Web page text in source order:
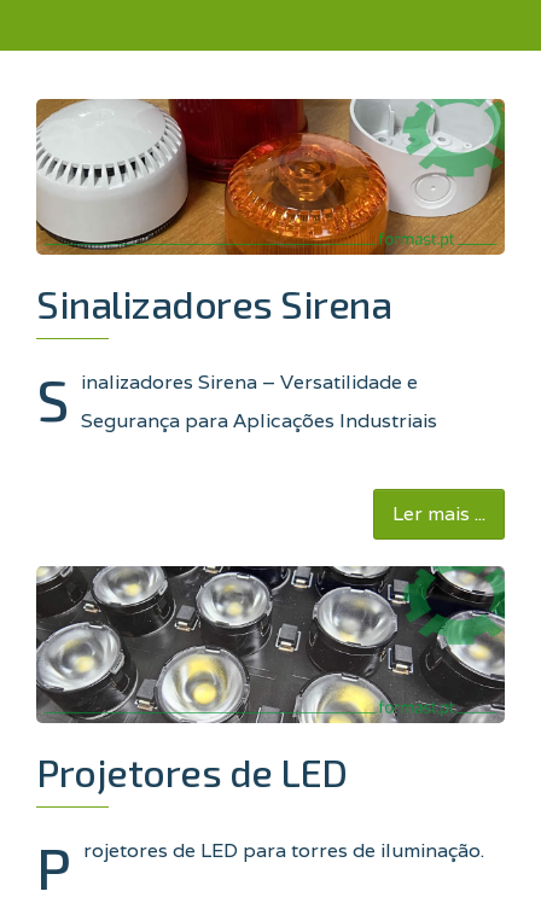
Sinalizadores Sirena
S
inalizadores Sirena – Versatilidade e
Segurança para Aplicações Industriais
Ler mais ...
Projetores de LED
P rojetores de LED para torres de iluminação.